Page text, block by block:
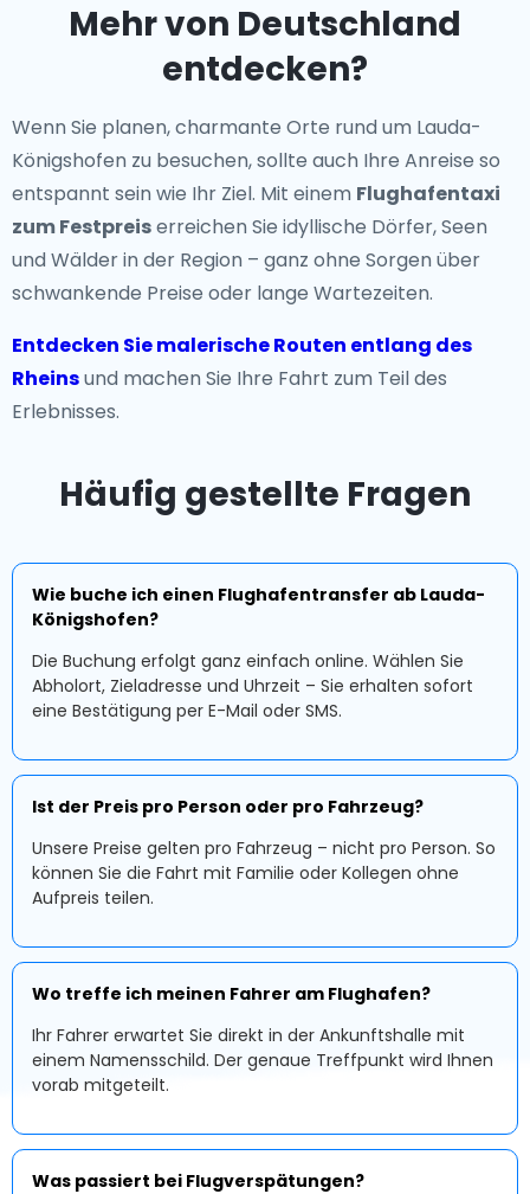
Mehr von Deutschland
entdecken?
Wenn Sie planen, charmante Orte rund um Lauda-
Königshofen zu besuchen, sollte auch Ihre Anreise so
entspannt sein wie Ihr Ziel. Mit einem Flughafentaxi
zum Festpreiserreichen Sie idyllische Dörfer, Seen
und Wälder in der Region – ganz ohne Sorgen über
schwankende Preise oder lange Wartezeiten.
Entdecken Sie malerische Routen entlang des
Rheinsund machen Sie Ihre Fahrt zum Teil des
Erlebnisses.
Häufig gestellte Fragen
Wie buche ich einen Flughafentransfer ab Lauda-
Königshofen?
Die Buchung erfolgt ganz einfach online. Wählen Sie
Abholort, Zieladresse und Uhrzeit – Sie erhalten sofort
eine Bestätigung per E-Mail oder SMS.
Ist der Preis pro Person oder pro Fahrzeug?
Unsere Preise gelten pro Fahrzeug – nicht pro Person. So
können Sie die Fahrt mit Familie oder Kollegen ohne
Aufpreis teilen.
Wo treffe ich meinen Fahrer am Flughafen?
Ihr Fahrer erwartet Sie direkt in der Ankunftshalle mit
einem Namensschild. Der genaue Treffpunkt wird Ihnen
vorab mitgeteilt.
Was passiert bei Flugverspätungen?